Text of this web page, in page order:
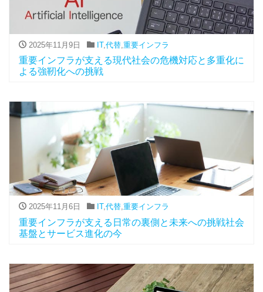
2025年11月9日 IT, 代替, 重要インフラ
重要インフラが支える現代社会の危機対応と多重化に
よる強靭化への挑戦
2025年11月6日 IT,代替,重要インフラ
重要インフラが支える日常の裏側と未来への挑戦社会
基盤とサービス進化の今